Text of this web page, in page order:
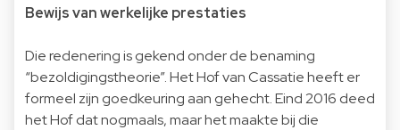
Bewijs van werkelijke prestaties
Die redenering is gekend onder de benaming
“bezoldigingstheorie”. Het Hof van Cassatie heeft er
formeel zijn goedkeuring aan gehecht. Eind 2016 deed
het Hof dat nogmaals, maar het maakte bij die